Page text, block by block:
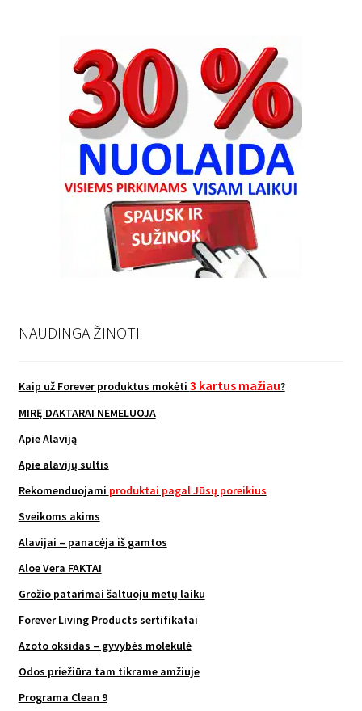
NAUDINGA ŽINOTI
Kaip už Forever produktus mokėti 3 kartus mažiau?
MIRĘ DAKTARAI NEMELUOJA
Apie Alaviją
Apie alavijų sultis
Rekomenduojami produktai pagal Jūsų poreikius
Sveikoms akims
Alavijai – panacėja iš gamtos
Aloe Vera FAKTAI
Grožio patarimai šaltuoju metų laiku
Forever Living Products sertifikatai
Azoto oksidas – gyvybės molekulė
Odos priežiūra tam tikrame amžiuje
Programa Clean 9